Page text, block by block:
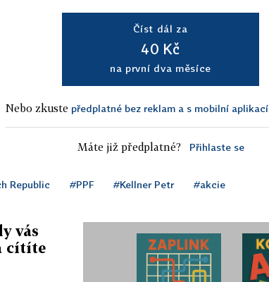
Číst dál za
40 Kč
na první dva měsíce
Nebo zkuste předplatné bez reklam a s mobilní aplikací
Máte již předplatné? Přihlaste se
Republic #PPF #Kellner Petr #akcie
vás
cítíte